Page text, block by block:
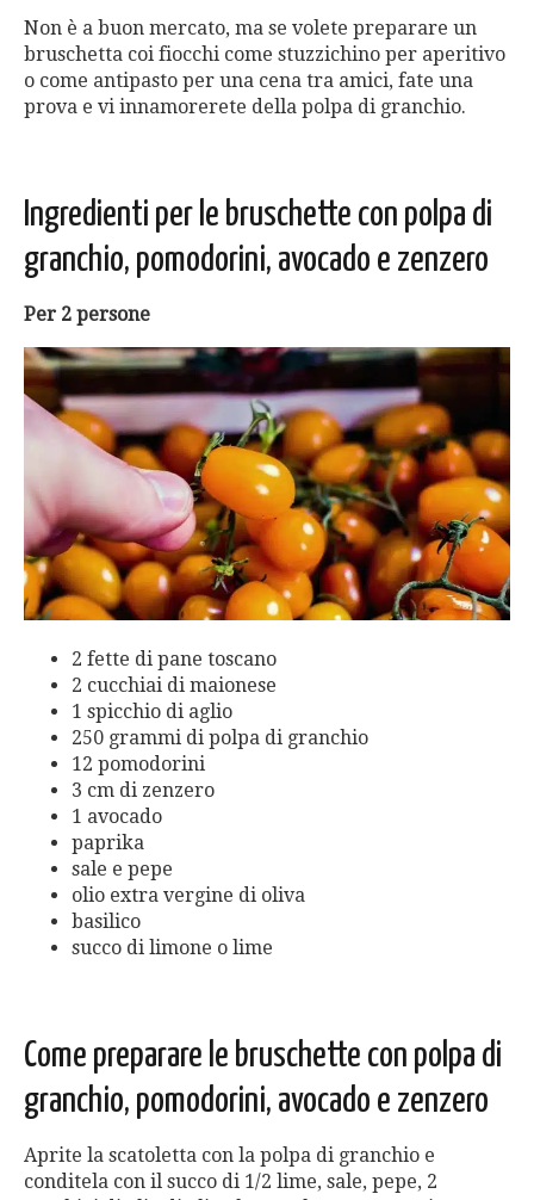
Non è a buon mercato, ma se volete preparare un
bruschetta coi fiocchi come stuzzichino per aperitivo
o come antipasto per una cena tra amici, fate una
prova e vi innamorerete della polpa di granchio.
Ingredienti per le bruschette con polpa di
granchio, pomodorini, avocado e zenzero
Per 2 persone
2 fette di pane toscano
2 cucchiai di maionese
1 spicchio di aglio
250 grammi di polpa di granchio
12 pomodorini
3 cm di zenzero
1 avocado
paprika
sale e pepe
olio extra vergine di oliva
basilico
succo di limone o lime
Come preparare le bruschette con polpa di
granchio, pomodorini, avocado e zenzero
Aprite la scatoletta con la polpa di granchio e
conditela con il succo di 1/2 lime, sale, pepe, 2